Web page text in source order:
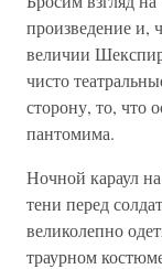
произведение и,
величии
чисто
сторону, то, что
пантомима.
Ночной караул
тени перед
великолепно
траурном